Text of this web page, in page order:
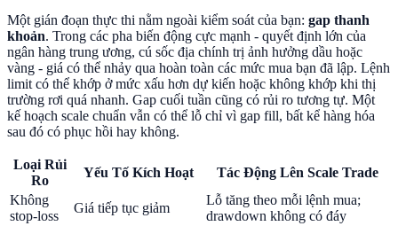
Một gián đoạn thực thi nằm ngoài kiểm soát của bạn: gap thanh
khoản. Trong các pha biến động cực mạnh - quyết định lớn của
ngân hàng trung ương, cú sốc địa chính trị ảnh hưởng dầu hoặc
vàng - giá có thể nhảy qua hoàn toàn các mức mua bạn đã lập. Lệnh
limit có thể khớp ở mức xấu hơn dự kiến hoặc không khớp khi thị
trường rơi quá nhanh. Gap cuối tuần cũng có rủi ro tương tự. Một
kế hoạch scale chuẩn vẫn có thể lỗ chỉ vì gap fill, bất kể hàng hóa
sau đó có phục hồi hay không.
Loại Rủi
Ro
Yếu Tố Kích Hoạt
Tác Động Lên Scale Trade
Không
stop-loss
Giá tiếp tục giảm
Lỗ tăng theo mỗi lệnh mua;
drawdown không có đáy